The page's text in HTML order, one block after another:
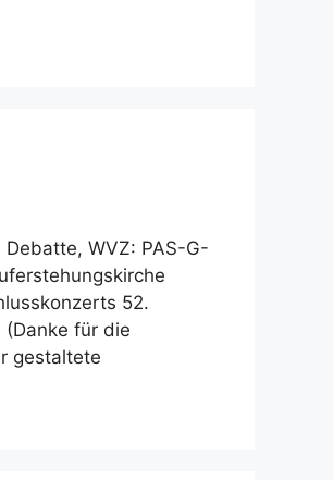
WVZ: PAS-G-
52.
(Danke für die
gestaltete